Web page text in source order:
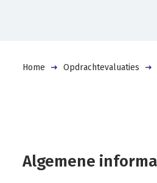
Home Opdrachtevaluaties
Algemene